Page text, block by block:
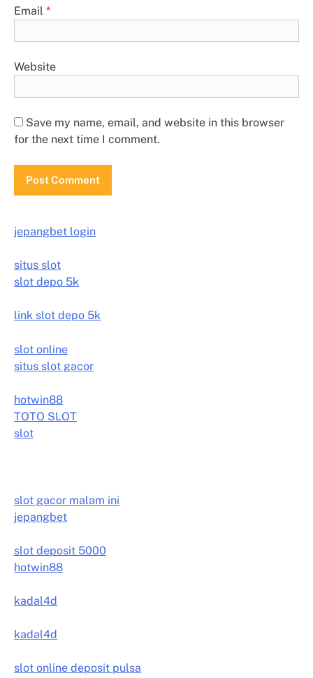
Email *
Website
Save my name, email, and website in this browser
for the next time I comment.
jepangbet login
situs slot
slot depo 5k
link slot depo 5k
slot online
situs slot gacor
hotwin88
TOTO SLOT
slot
slot gacor malam ini
jepangbet
slot deposit 5000
hotwin88
kadal4d
kadal4d
slot online deposit pulsa